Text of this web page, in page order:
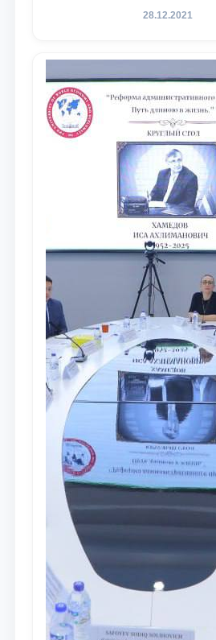
государственного
доведения до
сообщества результатов
исследований в сфере
противодействия
28.12.2021